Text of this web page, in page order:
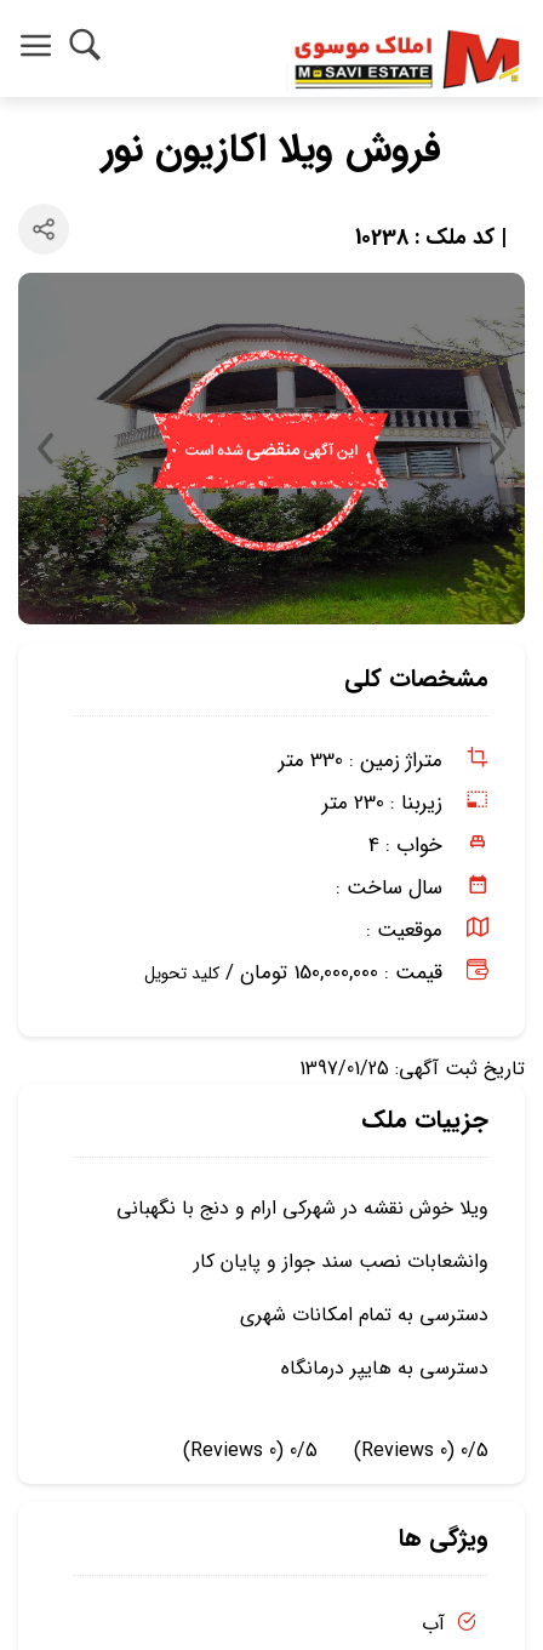
فروش ویلا اکازیون نور
| کد ملک : 10238
مشخصات کلی
متراژ زمین : 330 متر
زیربنا : 230 متر
خواب : 4
سال ساخت :
موقعیت :
قیمت : 150,000,000 تومان /
کلید تحویل
تاریخ ثبت آگهی: 1397/01/25
جزییات ملک
ویلا خوش نقشه در شهرکی ارام و دنج با نگهبانی
وانشعابات نصب سند جواز و پایان کار
دسترسی به تمام امکانات شهری
دسترسی به هایپر درمانگاه
0/5
(0 Reviews)
0/5
(0 Reviews)
ویژگی ها
آب